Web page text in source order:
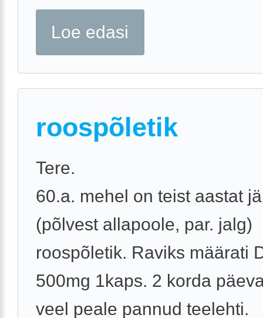
Loe edasi
roospõletik
Tere.
60.a. mehel on teist aastat
(põlvest allapoole, par. jalg)
roospõletik. Raviks määrati
500mg 1kaps. 2 korda
veel peale pannud teelehti.